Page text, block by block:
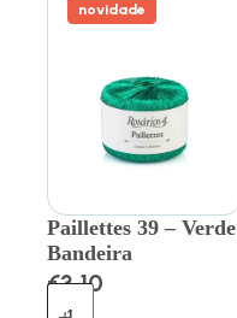
novidade
Paillettes 39 – Verde
Bandeira
€3.10